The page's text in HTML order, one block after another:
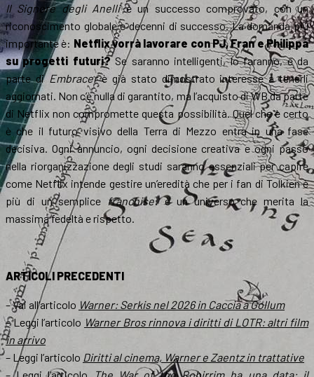
Il Signore degli Anelliè un successo comprovato, con un
riconoscimento globale e decenni di successo. La domanda più
importante è: Netflix vorrà lavorare con PJ, Fran e Philippa
su progetti futuri? Se saranno intelligenti, lo faranno, e da
parte di Embracerè già stato dimostrato interesse a tenerli
aggiornati. Non c’è nulla di garantito, ma l’acquisto di WB da parte
di Netflix non compromette questa possibilità.Quel che è certo
è che il futuro visivo della Terra di Mezzo entra in una fase
decisiva. Ogni annuncio, ogni decisione creativa e ogni passo
nella riorganizzazione degli studi saranno essenziali per capire
come Netflix intende gestire un’eredità che per i fan di Tolkien è
più di un semplice franchise: è un universo che merita la
massima fedeltà e rispetto.
ARTICOLI PRECEDENTI
– Vai all’articolo Warner: Serkis nel 2026 in Caccia a Gollum
– Leggi l’articolo Warner Bros rinnova i diritti di LOTR: altri film
in arrivo
– Leggi l’articolo Diritti al cinema, Warner e Zaentz in trattative